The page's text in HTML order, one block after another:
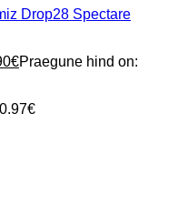
Drop28 Spectare
€Praegune hind on: